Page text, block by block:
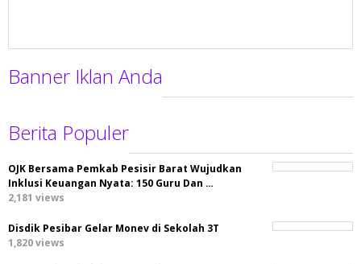
Banner Iklan Anda
Berita Populer
OJK Bersama Pemkab Pesisir Barat Wujudkan
Inklusi Keuangan Nyata: 150 Guru Dan …
2,181 views
Disdik Pesibar Gelar Monev di Sekolah 3T
1,820 views